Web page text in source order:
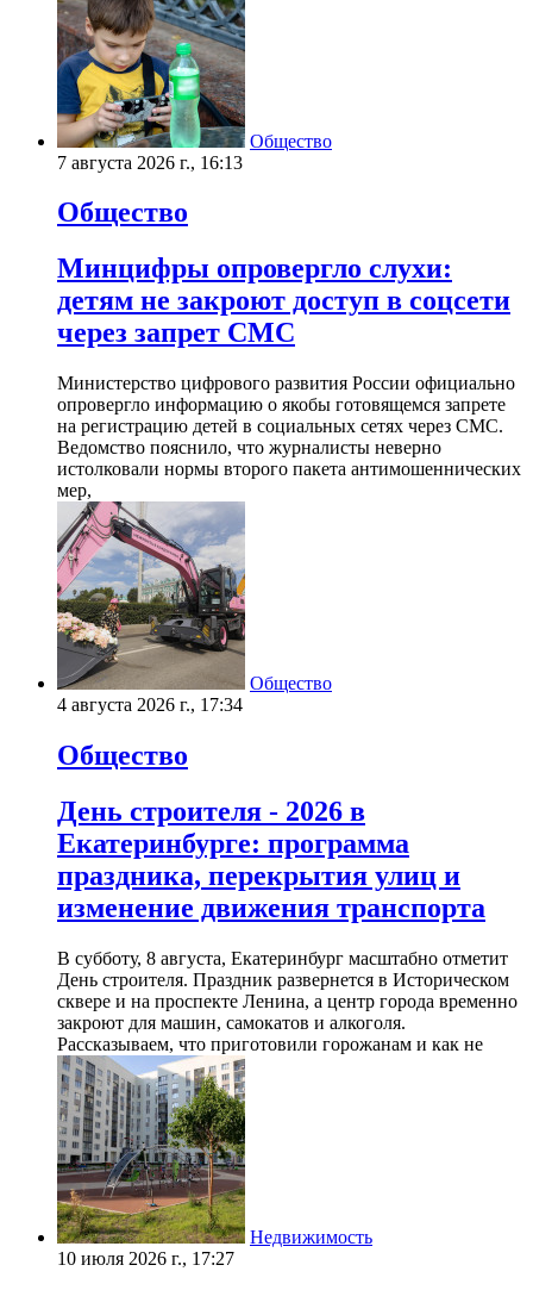
Общество
7 августа 2026 г., 16:13
Общество
Минцифры опровергло слухи:
детям не закроют доступ в соцсети
через запрет СМС
Министерство цифрового развития России официально
опровергло информацию о якобы готовящемся запрете
на регистрацию детей в социальных сетях через СМС.
Ведомство пояснило, что журналисты неверно
истолковали нормы второго пакета антимошеннических
мер,
Общество
4 августа 2026 г., 17:34
Общество
День строителя - 2026 в
Екатеринбурге: программа
праздника, перекрытия улиц и
изменение движения транспорта
В субботу, 8 августа, Екатеринбург масштабно отметит
День строителя. Праздник развернется в Историческом
сквере и на проспекте Ленина, а центр города временно
закроют для машин, самокатов и алкоголя.
Рассказываем, что приготовили горожанам и как не
Недвижимость
10 июля 2026 г., 17:27